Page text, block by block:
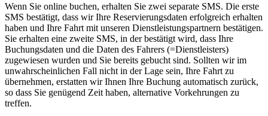
Wenn Sie online buchen, erhalten Sie zwei separate SMS. Die erste
SMS bestätigt, dass wir Ihre Reservierungsdaten erfolgreich erhalten
haben und Ihre Fahrt mit unseren Dienstleistungspartnern bestätigen.
Sie erhalten eine zweite SMS, in der bestätigt wird, dass Ihre
Buchungsdaten und die Daten des Fahrers (=Dienstleisters)
zugewiesen wurden und Sie bereits gebucht sind. Sollten wir im
unwahrscheinlichen Fall nicht in der Lage sein, Ihre Fahrt zu
übernehmen, erstatten wir Ihnen Ihre Buchung automatisch zurück,
so dass Sie genügend Zeit haben, alternative Vorkehrungen zu
treffen.